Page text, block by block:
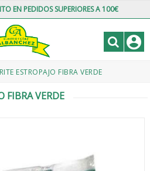
EN PEDIDOS SUPERIORES A 100€
ESTROPAJO FIBRA VERDE
FIBRA VERDE